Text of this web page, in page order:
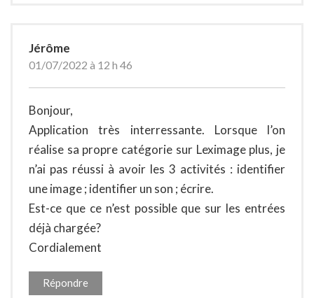
Jérôme
01/07/2022 à 12 h 46
Bonjour,
Application très interressante. Lorsque l’on
réalise sa propre catégorie sur Leximage plus, je
n’ai pas réussi à avoir les 3 activités : identifier
une image ; identifier un son ; écrire.
Est-ce que ce n’est possible que sur les entrées
déjà chargée?
Cordialement
Répondre